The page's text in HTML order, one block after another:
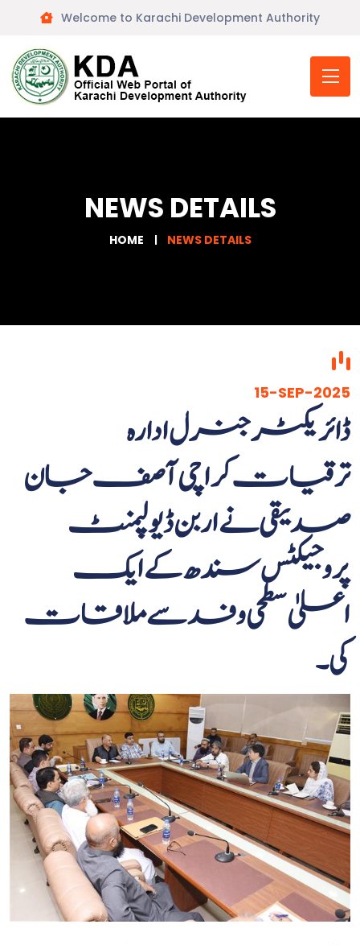
Welcome to Karachi Development Authority
NEWS DETAILS
HOME NEWS DETAILS
15-SEP-2025
ڈائریکٹر جنرل ادارہ
ترقیات کراچی آصف جان
صدیقی نے اربن ڈیولپمنٹ
پروجیکٹس سندھ کے ایک
اعلیٰ سطحی وفد سے ملاقات
کی۔